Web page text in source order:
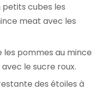
petits cubes les
meat avec les
les pommes au mince
le sucre roux.
des étoiles à